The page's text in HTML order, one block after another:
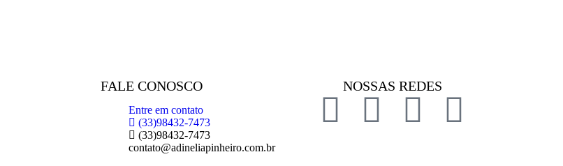
FALE CONOSCO
Entre em contato
(33)98432-7473
(33)98432-7473
contato@adineliapinheiro.com.br
NOSSAS REDES